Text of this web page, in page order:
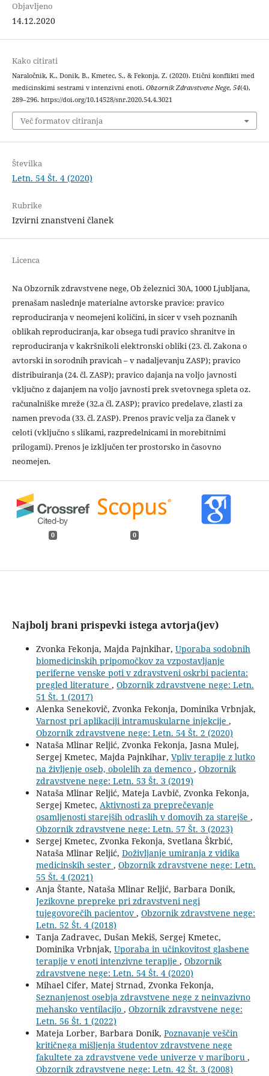
Objavljeno
14.12.2020
Kako citirati
Naraločnik, K., Donik, B., Kmetec, S., & Fekonja, Z. (2020). Etični konflikti med
medicinskimi sestrami v intenzivni enoti. Obzornik Zdravstvene Nege, 54(4),
289–296. https://doi.org/10.14528/snr.2020.54.4.3021
Več formatov citiranja
Številka
Letn. 54 Št. 4 (2020)
Rubrike
Izvirni znanstveni članek
Licenca
Na Obzornik zdravstvene nege, Ob železnici 30A, 1000 Ljubljana,
prenašam naslednje materialne avtorske pravice: pravico
reproduciranja v neomejeni količini, in sicer v vseh poznanih
oblikah reproduciranja, kar obsega tudi pravico shranitve in
reproduciranja v kakršnikoli elektronski obliki (23. čl. Zakona o
avtorski in sorodnih pravicah – v nadaljevanju ZASP); pravico
distribuiranja (24. čl. ZASP); pravico dajanja na voljo javnosti
vključno z dajanjem na voljo javnosti prek svetovnega spleta oz.
računalniške mreže (32.a čl. ZASP); pravico predelave, zlasti za
namen prevoda (33. čl. ZASP). Prenos pravic velja za članek v
celoti (vključno s slikami, razpredelnicami in morebitnimi
prilogami). Prenos je izključen ter prostorsko in časovno
neomejen.
0 0
Najbolj brani prispevki istega avtorja(jev)
Zvonka Fekonja, Majda Pajnkihar, Uporaba sodobnih
biomedicinskih pripomočkov za vzpostavljanje
periferne venske poti v zdravstveni oskrbi pacienta:
pregled literature , Obzornik zdravstvene nege: Letn.
51 Št. 1 (2017)
Alenka Senekovič, Zvonka Fekonja, Dominika Vrbnjak,
Varnost pri aplikaciji intramuskularne injekcije ,
Obzornik zdravstvene nege: Letn. 54 Št. 2 (2020)
Nataša Mlinar Reljić, Zvonka Fekonja, Jasna Mulej,
Sergej Kmetec, Majda Pajnkihar, Vpliv terapije z lutko
na življenje oseb, obolelih za demenco , Obzornik
zdravstvene nege: Letn. 53 Št. 3 (2019)
Nataša Mlinar Reljić, Mateja Lavbič, Zvonka Fekonja,
Sergej Kmetec, Aktivnosti za preprečevanje
osamljenosti starejših odraslih v domovih za starejše ,
Obzornik zdravstvene nege: Letn. 57 Št. 3 (2023)
Sergej Kmetec, Zvonka Fekonja, Svetlana Škrbić,
Nataša Mlinar Reljić, Doživljanje umiranja z vidika
medicinskih sester , Obzornik zdravstvene nege: Letn.
55 Št. 4 (2021)
Anja Štante, Nataša Mlinar Reljić, Barbara Donik,
Jezikovne prepreke pri zdravstveni negi
tujegovorečih pacientov , Obzornik zdravstvene nege:
Letn. 52 Št. 4 (2018)
Tanja Zadravec, Dušan Mekiš, Sergej Kmetec,
Dominika Vrbnjak, Uporaba in učinkovitost glasbene
terapije v enoti intenzivne terapije , Obzornik
zdravstvene nege: Letn. 54 Št. 4 (2020)
Mihael Cifer, Matej Strnad, Zvonka Fekonja,
Seznanjenost osebja zdravstvene nege z neinvazivno
mehansko ventilacijo , Obzornik zdravstvene nege:
Letn. 56 Št. 1 (2022)
Mateja Lorber, Barbara Donik, Poznavanje veščin
kritičnega mišljenja študentov zdravstvene nege
fakultete za zdravstvene vede univerze v mariboru ,
Obzornik zdravstvene nege: Letn. 42 Št. 3 (2008)